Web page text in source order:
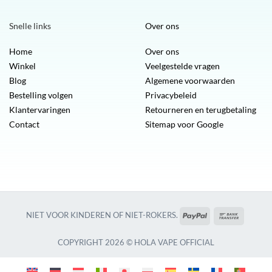
Snelle links
Home
Winkel
Blog
Bestelling volgen
Klantervaringen
Contact
Over ons
Over ons
Veelgestelde vragen
Algemene voorwaarden
Privacybeleid
Retourneren en terugbetaling
Sitemap voor Google
NIET VOOR KINDEREN OF NIET-ROKERS. PayPal
COPYRIGHT 2026 © HOLA VAPE OFFICIAL